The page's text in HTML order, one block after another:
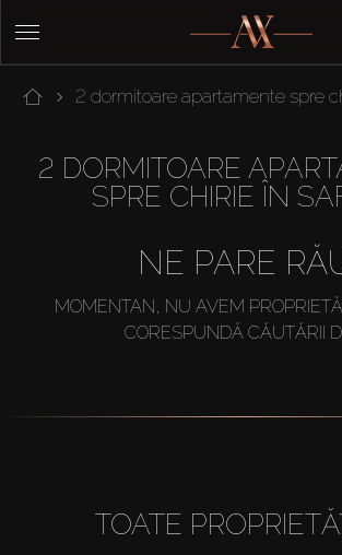
2 dormitoare apartamente spre
2 DORMITOARE
SPRE CHIRIE ÎN
NE PARE
MOMENTAN, NU AVEM
CORESPUNDĂ CĂUTĂRII
TOATE